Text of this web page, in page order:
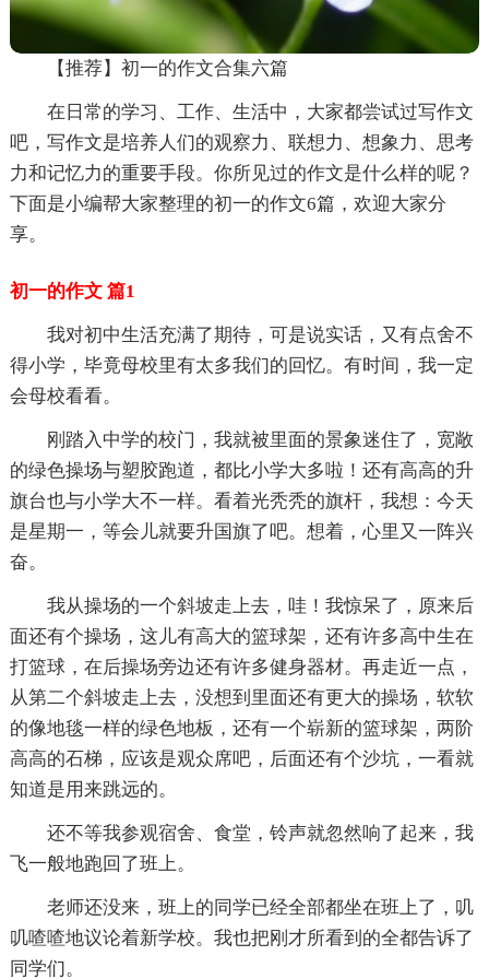
【推荐】初一的作文合集六篇
在日常的学习、工作、生活中，大家都尝试过写作文
吧，写作文是培养人们的观察力、联想力、想象力、思考
力和记忆力的重要手段。你所见过的作文是什么样的呢？
下面是小编帮大家整理的初一的作文6篇，欢迎大家分
享。
初一的作文 篇1
我对初中生活充满了期待，可是说实话，又有点舍不
得小学，毕竟母校里有太多我们的回忆。有时间，我一定
会母校看看。
刚踏入中学的校门，我就被里面的景象迷住了，宽敞
的绿色操场与塑胶跑道，都比小学大多啦！还有高高的升
旗台也与小学大不一样。看着光秃秃的旗杆，我想：今天
是星期一，等会儿就要升国旗了吧。想着，心里又一阵兴
奋。
我从操场的一个斜坡走上去，哇！我惊呆了，原来后
面还有个操场，这儿有高大的篮球架，还有许多高中生在
打篮球，在后操场旁边还有许多健身器材。再走近一点，
从第二个斜坡走上去，没想到里面还有更大的操场，软软
的像地毯一样的绿色地板，还有一个崭新的篮球架，两阶
高高的石梯，应该是观众席吧，后面还有个沙坑，一看就
知道是用来跳远的。
还不等我参观宿舍、食堂，铃声就忽然响了起来，我
飞一般地跑回了班上。
老师还没来，班上的同学已经全部都坐在班上了，叽
叽喳喳地议论着新学校。我也把刚才所看到的全都告诉了
同学们。